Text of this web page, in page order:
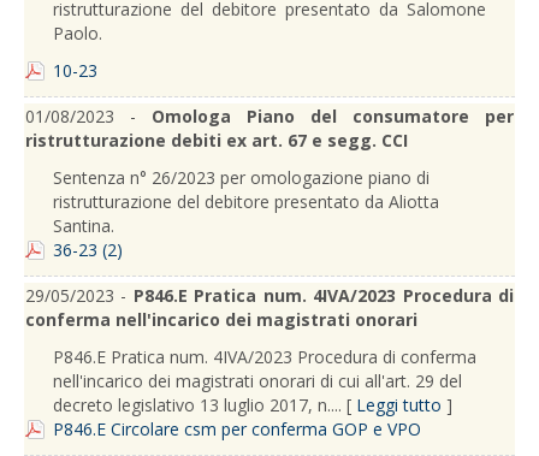
ristrutturazione del debitore presentato da Salomone
Paolo.
10-23
01/08/2023 - Omologa Piano del consumatore per
ristrutturazione debiti ex art. 67 e segg. CCI
Sentenza n° 26/2023 per omologazione piano di
ristrutturazione del debitore presentato da Aliotta
Santina.
36-23 (2)
29/05/2023 - P846.E Pratica num. 4IVA/2023 Procedura di
conferma nell'incarico dei magistrati onorari
P846.E Pratica num. 4IVA/2023 Procedura di conferma
nell'incarico dei magistrati onorari di cui all'art. 29 del
decreto legislativo 13 luglio 2017, n.... [ Leggi tutto ]
P846.E Circolare csm per conferma GOP e VPO